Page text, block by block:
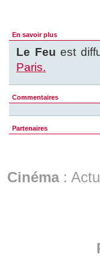
En savoir plus
Le Feu est
Paris.
Commentaires
Partenaires
Cinéma: